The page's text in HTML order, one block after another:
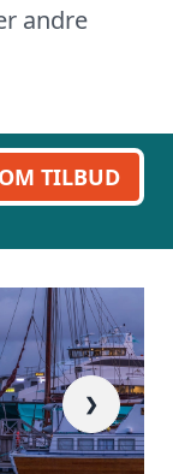
andre
TILBUD
❯
deg,